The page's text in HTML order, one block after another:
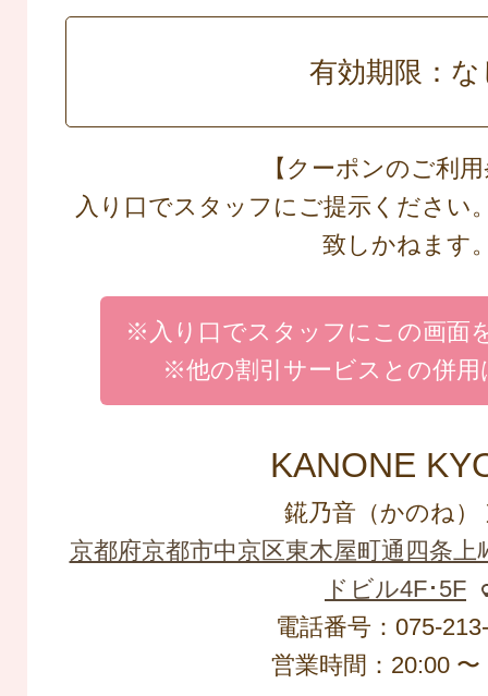
有効期限：な
【クーポンのご利
入り口でスタッフにご提示ください
致しかねます
※入り口でスタッフにこの画面
※他の割引サービスとの併
KANONE
錵乃音（かのね）
京都府京都市中京区東木屋町通四条
ドビル4F･5F
電話番号：075-
営業時間：20:00 〜